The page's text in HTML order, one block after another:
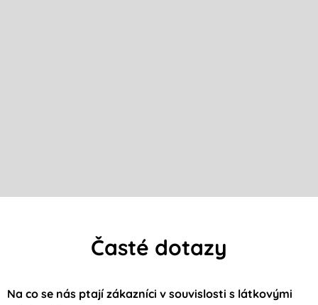
Časté dotazy
Na co se nás ptají zákazníci v souvislosti s látkovými